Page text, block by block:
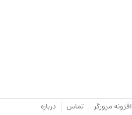
افزونه مرورگر تماس درباره